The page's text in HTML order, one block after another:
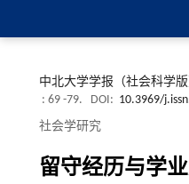
中北大学学报（社会科学版
: 69 -79.
DOI: 10.3969/
社会学研究
留守经历与学